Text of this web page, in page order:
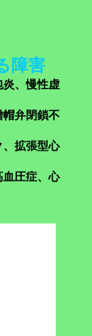
障害
、慢性虚
弁閉鎖不
拡張型心
圧症、心